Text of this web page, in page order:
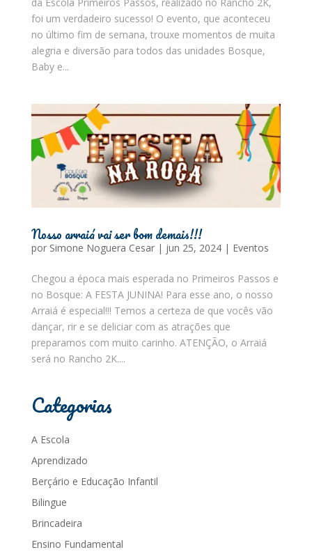
foi um verdadeiro sucesso! O evento, que aconteceu
no último fim de semana, trouxe momentos de muita
alegria e diversão para todos das unidades Bosque,
Baby e...
Nosso arraiá vai ser bom demais!!!
por Simone Noguera Cesar| jun 25, 2024| Eventos
Chegou a época mais esperada no Primeiros Passos e
no Bosque: A FESTA JUNINA! Para esse ano, o nosso
Arraiá é especial!!! Temos a certeza de que vocês vão
dançar, rir e se deliciar com as atrações que
preparamos com muito carinho. ATENÇÃO, o Arraiá
será no Rancho 2K....
Categorias
A Escola
Aprendizado
Berçário e Educação Infantil
Bilingue
Brincadeira
Ensino Fundamental